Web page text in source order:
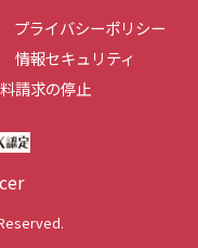
プライバシーポリシー
情報セキュリティ
請求の停止